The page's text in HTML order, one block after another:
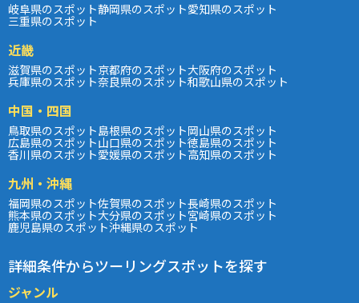
岐阜県のスポット静岡県のスポット愛知県のスポット
三重県のスポット
近畿
滋賀県のスポット京都府のスポット大阪府のスポット
兵庫県のスポット奈良県のスポット和歌山県のスポット
中国・四国
鳥取県のスポット島根県のスポット岡山県のスポット
広島県のスポット山口県のスポット徳島県のスポット
香川県のスポット愛媛県のスポット高知県のスポット
九州・沖縄
福岡県のスポット佐賀県のスポット長崎県のスポット
熊本県のスポット大分県のスポット宮崎県のスポット
鹿児島県のスポット沖縄県のスポット
詳細条件からツーリングスポットを探す
ジャンル